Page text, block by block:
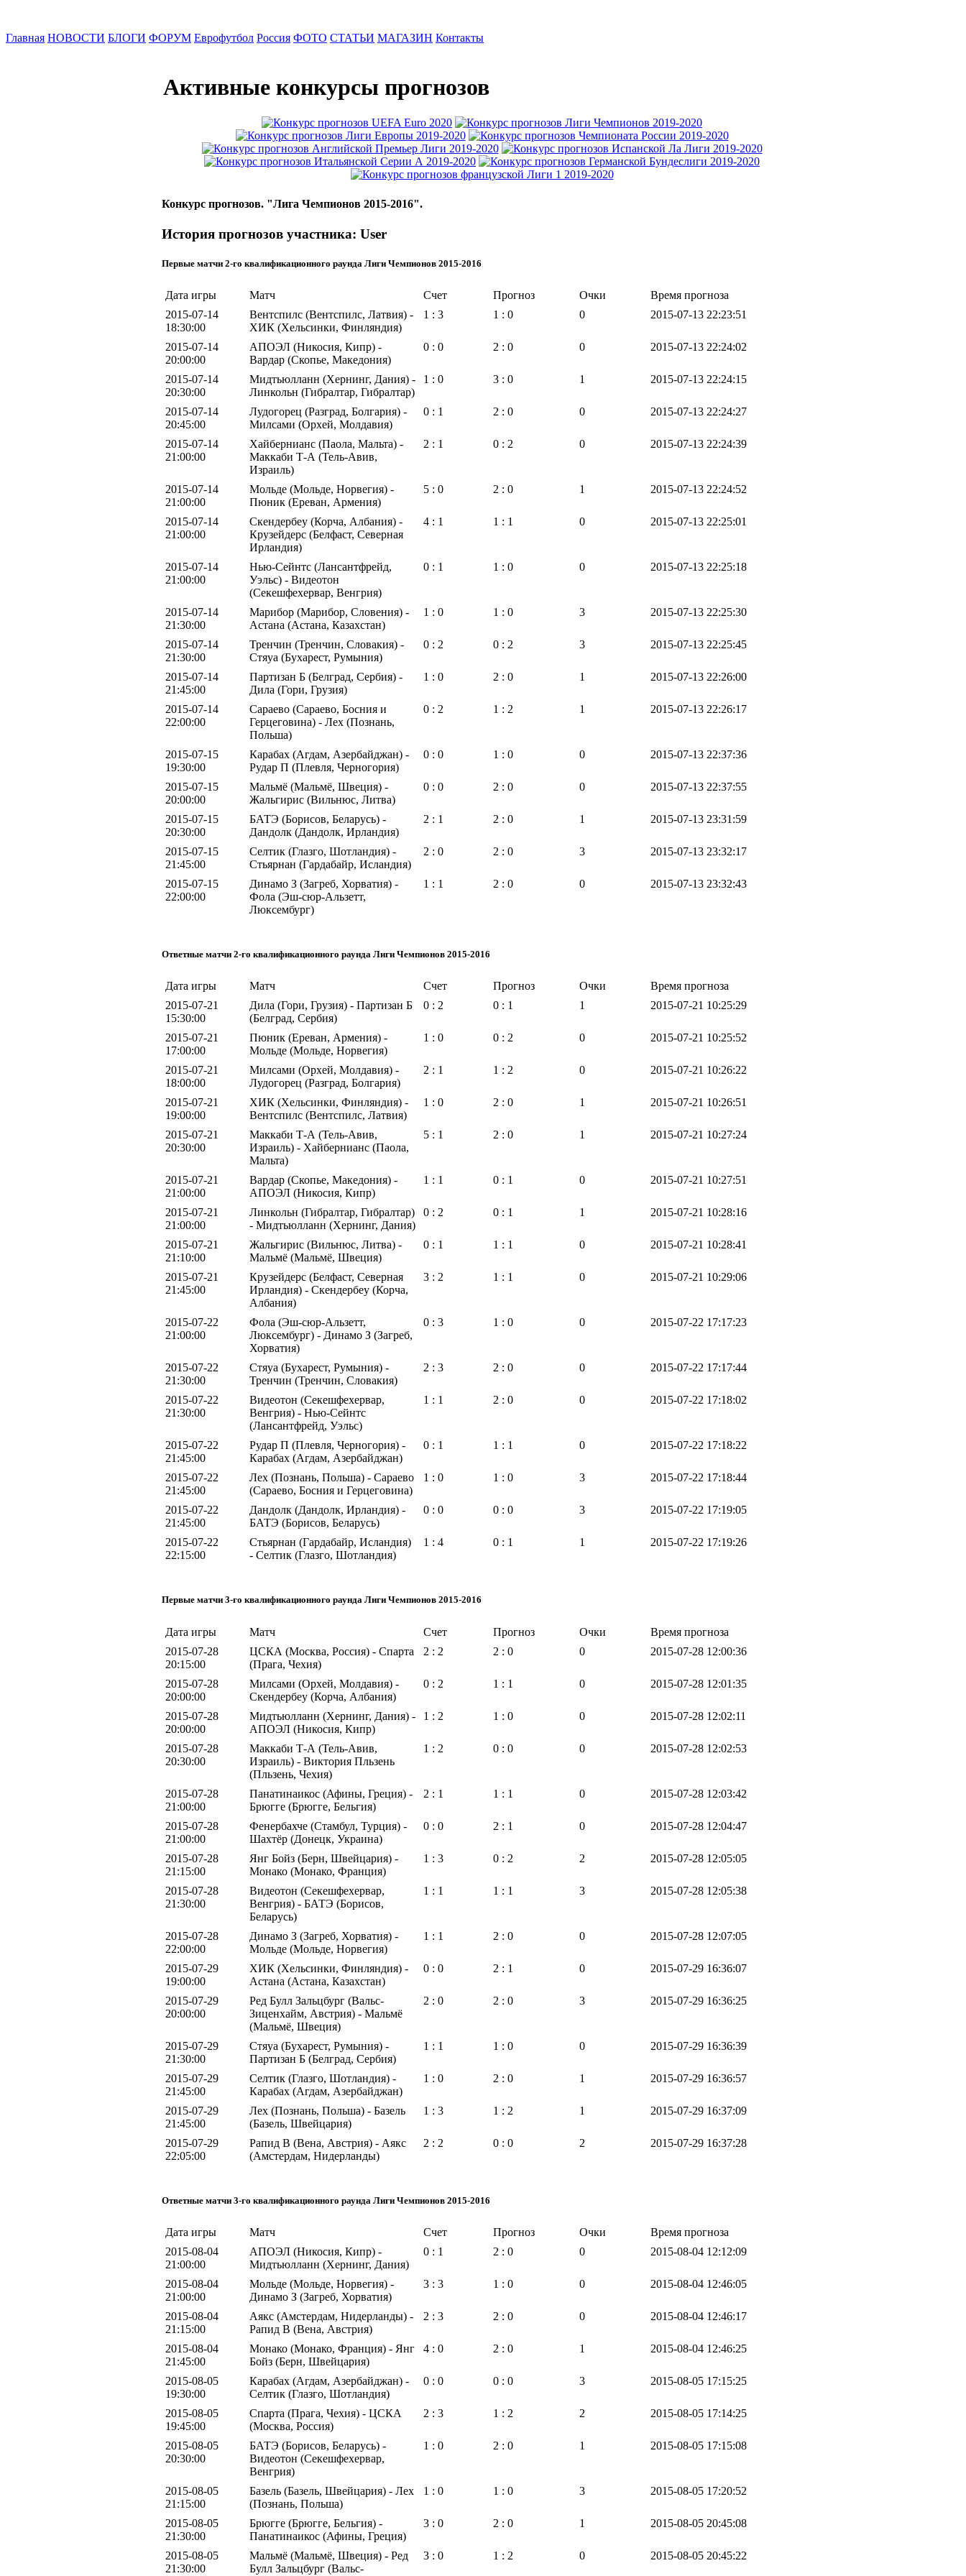
Главная НОВОСТИ БЛОГИ ФОРУМ Еврофутбол Россия ФОТО СТАТЬИ МАГАЗИН Контакты
Активные конкурсы прогнозов
Конкурс прогнозов. "Лига Чемпионов 2015-2016".
История прогнозов участника: User
Первые матчи 2-го квалификационного раунда Лиги Чемпионов 2015-2016
Дата игры Матч Счет Прогноз Очки
Время прогноза
2015-07-14
18:30:00
Вентспилс (Вентспилс, Латвия) -
ХИК (Хельсинки, Финляндия)
1 : 3 1 : 0 0 2015-07-13 22:23:51
2015-07-14
20:00:00
АПОЭЛ (Никосия, Кипр) -
Вардар (Скопье, Македония)
0 : 0 2 : 0 0 2015-07-13 22:24:02
2015-07-14
20:30:00
Мидтьюлланн (Хернинг, Дания) -
Линкольн (Гибралтар, Гибралтар)
1 : 0 3 : 0 1 2015-07-13 22:24:15
2015-07-14
20:45:00
Лудогорец (Разград, Болгария) -
Милсами (Орхей, Молдавия)
0 : 1 2 : 0 0 2015-07-13 22:24:27
2015-07-14
21:00:00
Хайбернианс (Паола, Мальта) -
Маккаби Т-А (Тель-Авив,
Израиль)
2 : 1 0 : 2 0 2015-07-13 22:24:39
2015-07-14
21:00:00
Мольде (Мольде, Норвегия) -
Пюник (Ереван, Армения)
5 : 0 2 : 0 1 2015-07-13 22:24:52
2015-07-14
21:00:00
Скендербеу (Корча, Албания) -
Крузейдерс (Белфаст, Северная
Ирландия)
4 : 1 1 : 1 0 2015-07-13 22:25:01
2015-07-14
21:00:00
Нью-Сейнтс (Лансантфрейд,
Уэльс) - Видеотон
(Секешфехервар, Венгрия)
0 : 1 1 : 0 0 2015-07-13 22:25:18
2015-07-14
21:30:00
Марибор (Марибор, Словения) -
Астана (Астана, Казахстан)
1 : 0 1 : 0 3 2015-07-13 22:25:30
2015-07-14
21:30:00
Тренчин (Тренчин, Словакия) -
Стяуа (Бухарест, Румыния)
0 : 2 0 : 2 3 2015-07-13 22:25:45
2015-07-14
21:45:00
Партизан Б (Белград, Сербия) -
Дила (Гори, Грузия)
1 : 0 2 : 0 1 2015-07-13 22:26:00
2015-07-14
22:00:00
Сараево (Сараево, Босния и
Герцеговина) - Лех (Познань,
Польша)
0 : 2 1 : 2 1 2015-07-13 22:26:17
2015-07-15
19:30:00
Карабах (Агдам, Азербайджан) -
Рудар П (Плевля, Черногория)
0 : 0 1 : 0 0 2015-07-13 22:37:36
2015-07-15
20:00:00
Мальмё (Мальмё, Швеция) -
Жальгирис (Вильнюс, Литва)
0 : 0 2 : 0 0 2015-07-13 22:37:55
2015-07-15
20:30:00
БАТЭ (Борисов, Беларусь) -
Дандолк (Дандолк, Ирландия)
2 : 1 2 : 0 1 2015-07-13 23:31:59
2015-07-15
21:45:00
Селтик (Глазго, Шотландия) -
Стьярнан (Гардабайр, Исландия)
2 : 0 2 : 0 3 2015-07-13 23:32:17
2015-07-15
22:00:00
Динамо З (Загреб, Хорватия) -
Фола (Эш-сюр-Альзетт,
Люксембург)
1 : 1 2 : 0 0 2015-07-13 23:32:43
Ответные матчи 2-го квалификационного раунда Лиги Чемпионов 2015-2016
Дата игры Матч Счет Прогноз Очки
Время прогноза
2015-07-21
15:30:00
Дила (Гори, Грузия) - Партизан Б
(Белград, Сербия)
0 : 2 0 : 1 1 2015-07-21 10:25:29
2015-07-21
17:00:00
Пюник (Ереван, Армения) -
Мольде (Мольде, Норвегия)
1 : 0 0 : 2 0 2015-07-21 10:25:52
2015-07-21
18:00:00
Милсами (Орхей, Молдавия) -
Лудогорец (Разград, Болгария)
2 : 1 1 : 2 0 2015-07-21 10:26:22
2015-07-21
19:00:00
ХИК (Хельсинки, Финляндия) -
Вентспилс (Вентспилс, Латвия)
1 : 0 2 : 0 1 2015-07-21 10:26:51
2015-07-21
20:30:00
Маккаби Т-А (Тель-Авив,
Израиль) - Хайбернианс (Паола,
Мальта)
5 : 1 2 : 0 1 2015-07-21 10:27:24
2015-07-21
21:00:00
Вардар (Скопье, Македония) -
АПОЭЛ (Никосия, Кипр)
1 : 1 0 : 1 0 2015-07-21 10:27:51
2015-07-21
21:00:00
Линкольн (Гибралтар, Гибралтар)
- Мидтьюлланн (Хернинг, Дания)
0 : 2 0 : 1 1 2015-07-21 10:28:16
2015-07-21
21:10:00
Жальгирис (Вильнюс, Литва) -
Мальмё (Мальмё, Швеция)
0 : 1 1 : 1 0 2015-07-21 10:28:41
2015-07-21
21:45:00
Крузейдерс (Белфаст, Северная
Ирландия) - Скендербеу (Корча,
Албания)
3 : 2 1 : 1 0 2015-07-21 10:29:06
2015-07-22
21:00:00
Фола (Эш-сюр-Альзетт,
Люксембург) - Динамо З (Загреб,
Хорватия)
0 : 3 1 : 0 0 2015-07-22 17:17:23
2015-07-22
21:30:00
Стяуа (Бухарест, Румыния) -
Тренчин (Тренчин, Словакия)
2 : 3 2 : 0 0 2015-07-22 17:17:44
2015-07-22
21:30:00
Видеотон (Секешфехервар,
Венгрия) - Нью-Сейнтс
(Лансантфрейд, Уэльс)
1 : 1 2 : 0 0 2015-07-22 17:18:02
2015-07-22
21:45:00
Рудар П (Плевля, Черногория) -
Карабах (Агдам, Азербайджан)
0 : 1 1 : 1 0 2015-07-22 17:18:22
2015-07-22
21:45:00
Лех (Познань, Польша) - Сараево
(Сараево, Босния и Герцеговина)
1 : 0 1 : 0 3 2015-07-22 17:18:44
2015-07-22
21:45:00
Дандолк (Дандолк, Ирландия) -
БАТЭ (Борисов, Беларусь)
0 : 0 0 : 0 3 2015-07-22 17:19:05
2015-07-22
22:15:00
Стьярнан (Гардабайр, Исландия)
- Селтик (Глазго, Шотландия)
1 : 4 0 : 1 1 2015-07-22 17:19:26
Первые матчи 3-го квалификационного раунда Лиги Чемпионов 2015-2016
Дата игры Матч Счет Прогноз Очки
Время прогноза
2015-07-28
20:15:00
ЦСКА (Москва, Россия) - Спарта
(Прага, Чехия)
2 : 2 2 : 0 0 2015-07-28 12:00:36
2015-07-28
20:00:00
Милсами (Орхей, Молдавия) -
Скендербеу (Корча, Албания)
0 : 2 1 : 1 0 2015-07-28 12:01:35
2015-07-28
20:00:00
Мидтьюлланн (Хернинг, Дания) -
АПОЭЛ (Никосия, Кипр)
1 : 2 1 : 0 0 2015-07-28 12:02:11
2015-07-28
20:30:00
Маккаби Т-А (Тель-Авив,
Израиль) - Виктория Пльзень
(Пльзень, Чехия)
1 : 2 0 : 0 0 2015-07-28 12:02:53
2015-07-28
21:00:00
Панатинаикос (Афины, Греция) -
Брюгге (Брюгге, Бельгия)
2 : 1 1 : 1 0 2015-07-28 12:03:42
2015-07-28
21:00:00
Фенербахче (Стамбул, Турция) -
Шахтёр (Донецк, Украина)
0 : 0 2 : 1 0 2015-07-28 12:04:47
2015-07-28
21:15:00
Янг Бойз (Берн, Швейцария) -
Монако (Монако, Франция)
1 : 3 0 : 2 2 2015-07-28 12:05:05
2015-07-28
21:30:00
Видеотон (Секешфехервар,
Венгрия) - БАТЭ (Борисов,
Беларусь)
1 : 1 1 : 1 3 2015-07-28 12:05:38
2015-07-28
22:00:00
Динамо З (Загреб, Хорватия) -
Мольде (Мольде, Норвегия)
1 : 1 2 : 0 0 2015-07-28 12:07:05
2015-07-29
19:00:00
ХИК (Хельсинки, Финляндия) -
Астана (Астана, Казахстан)
0 : 0 2 : 1 0 2015-07-29 16:36:07
2015-07-29
20:00:00
Ред Булл Зальцбург (Вальс-
Зиценхайм, Австрия) - Мальмё
(Мальмё, Швеция)
2 : 0 2 : 0 3 2015-07-29 16:36:25
2015-07-29
21:30:00
Стяуа (Бухарест, Румыния) -
Партизан Б (Белград, Сербия)
1 : 1 1 : 0 0 2015-07-29 16:36:39
2015-07-29
21:45:00
Селтик (Глазго, Шотландия) -
Карабах (Агдам, Азербайджан)
1 : 0 2 : 0 1 2015-07-29 16:36:57
2015-07-29
21:45:00
Лех (Познань, Польша) - Базель
(Базель, Швейцария)
1 : 3 1 : 2 1 2015-07-29 16:37:09
2015-07-29
22:05:00
Рапид В (Вена, Австрия) - Аякс
(Амстердам, Нидерланды)
2 : 2 0 : 0 2 2015-07-29 16:37:28
Ответные матчи 3-го квалификационного раунда Лиги Чемпионов 2015-2016
Дата игры Матч Счет Прогноз Очки
Время прогноза
2015-08-04
21:00:00
АПОЭЛ (Никосия, Кипр) -
Мидтьюлланн (Хернинг, Дания)
0 : 1 2 : 0 0 2015-08-04 12:12:09
2015-08-04
21:00:00
Мольде (Мольде, Норвегия) -
Динамо З (Загреб, Хорватия)
3 : 3 1 : 0 0 2015-08-04 12:46:05
2015-08-04
21:15:00
Аякс (Амстердам, Нидерланды) -
Рапид В (Вена, Австрия)
2 : 3 2 : 0 0 2015-08-04 12:46:17
2015-08-04
21:45:00
Монако (Монако, Франция) - Янг
Бойз (Берн, Швейцария)
4 : 0 2 : 0 1 2015-08-04 12:46:25
2015-08-05
19:30:00
Карабах (Агдам, Азербайджан) -
Селтик (Глазго, Шотландия)
0 : 0 0 : 0 3 2015-08-05 17:15:25
2015-08-05
19:45:00
Спарта (Прага, Чехия) - ЦСКА
(Москва, Россия)
2 : 3 1 : 2 2 2015-08-05 17:14:25
2015-08-05
20:30:00
БАТЭ (Борисов, Беларусь) -
Видеотон (Секешфехервар,
Венгрия)
1 : 0 2 : 0 1 2015-08-05 17:15:08
2015-08-05
21:15:00
Базель (Базель, Швейцария) - Лех
(Познань, Польша)
1 : 0 1 : 0 3 2015-08-05 17:20:52
2015-08-05
21:30:00
Брюгге (Брюгге, Бельгия) -
Панатинаикос (Афины, Греция)
3 : 0 2 : 0 1 2015-08-05 20:45:08
2015-08-05
21:30:00
Мальмё (Мальмё, Швеция) - Ред
Булл Зальцбург (Вальс-
3 : 0 1 : 2 0 2015-08-05 20:45:22